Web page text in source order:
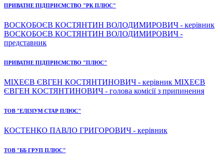
ПРИВАТНЕ ПІДПРИЄМСТВО "РК ПЛЮС"
ВОСКОБОЄВ КОСТЯНТИН ВОЛОДИМИРОВИЧ - керівник
ВОСКОБОЄВ КОСТЯНТИН ВОЛОДИМИРОВИЧ -
представник
ПРИВАТНЕ ПІДПРИЄМСТВО "ПЛЮС"
МІХЕЄВ ЄВГЕН КОСТЯНТИНОВИЧ - керівник МІХЕЄВ
ЄВГЕН КОСТЯНТИНОВИЧ - голова комісії з припинення
ТОВ "ЕЛІЗІУМ СТАР ПЛЮС"
КОСТЕНКО ПАВЛО ГРИГОРОВИЧ - керівник
ТОВ "ББ ГРУП ПЛЮС"